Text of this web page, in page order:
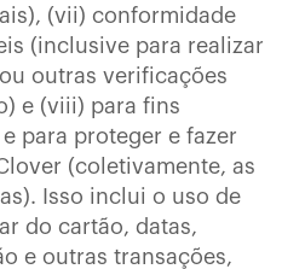
(vii) conformidade
(inclusive para realizar
outras verificações
e (viii) para fins
para proteger e fazer
(coletivamente, as
Isso inclui o uso de
do cartão, datas,
e outras transações,